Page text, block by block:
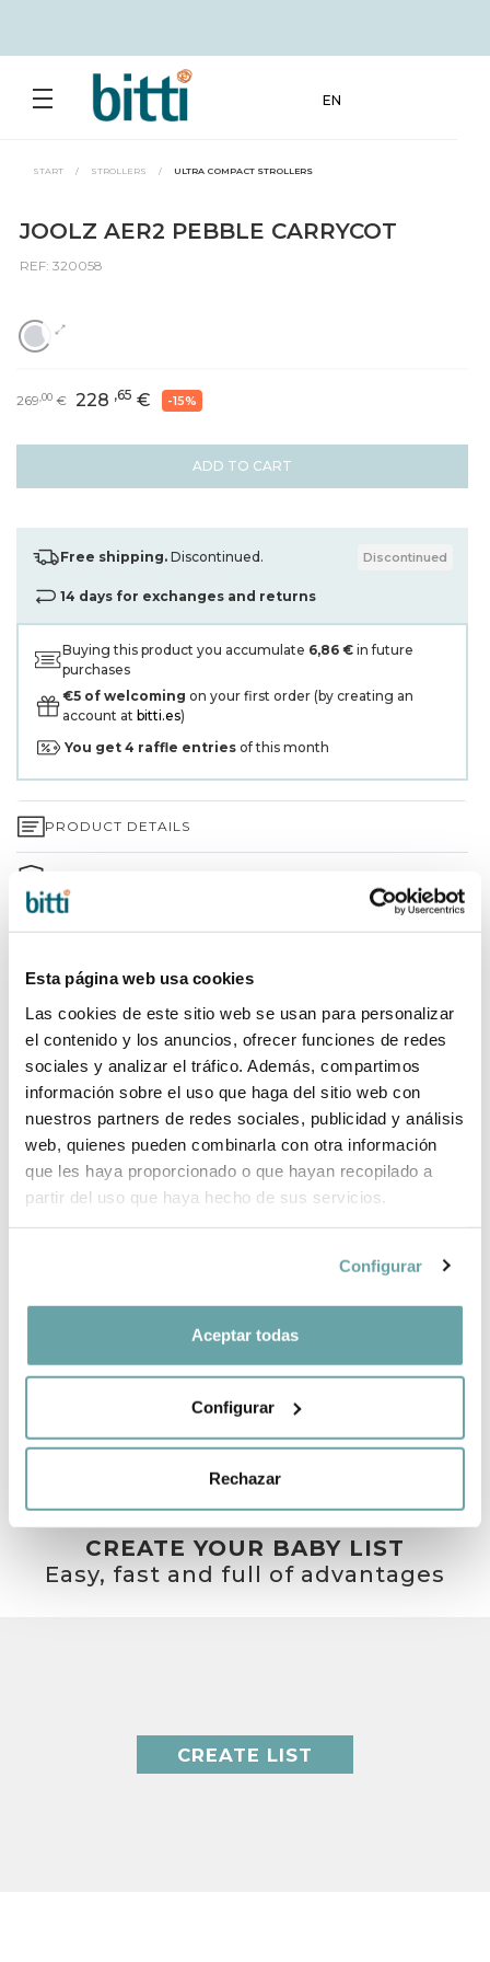
Esta página web usa cookies
Las cookies de este sitio web se usan para personalizar
el contenido y los anuncios, ofrecer funciones de redes
sociales y analizar el tráfico. Además, compartimos
información sobre el uso que haga del sitio web con
nuestros partners de redes sociales, publicidad y análisis
web, quienes pueden combinarla con otra información
que les haya proporcionado o que hayan recopilado a
partir del uso que haya hecho de sus servicios.
Configurar
Aceptar todas
Configurar
Rechazar
EN
START / STROLLERS / ULTRA COMPACT STROLLERS
JOOLZ AER2 PEBBLE CARRYCOT
REF: 320058
ADD TO CART
269 ,00 € 228 ,65 € -15%
Free shipping. Discontinued. Discontinued
14 days for exchanges and returns
Buying this product you accumulate 6,86 € in future
purchases
€5 of welcoming on your first order (by creating an
account at bitti.es)
You get 4 raffle entries of this month
PRODUCT DETAILS
SHIPPING AND RETURNS
WHY CHOOSE BITTI?
BRAND INFORMATION
COMPLETE YOUR PURCHASE
SHARE
CREATE YOUR BABY LIST
Easy, fast and full of advantages
CREATE LIST